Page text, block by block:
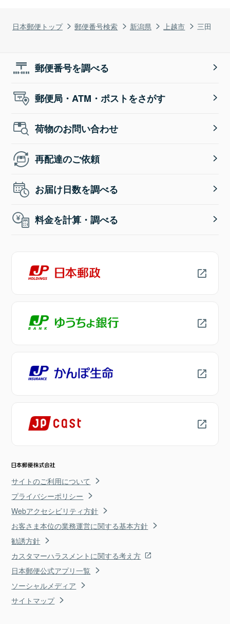
日本郵便トップ 郵便番号検索 新潟県 上越市 三田
郵便番号を調べる
郵便局・ATM・ポストをさがす
荷物のお問い合わせ
再配達のご依頼
お届け日数を調べる
料金を計算・調べる
サイトのご利用について
プライバシーポリシー
Webアクセシビリティ方針
お客さま本位の業務運営に関する基本方針
勧誘方針
カスタマーハラスメントに関する考え方
日本郵便公式アプリ一覧
ソーシャルメディア
サイトマップ